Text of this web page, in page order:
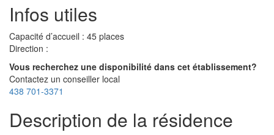
Infos utiles
Capacité d’accueil : 45 places
Direction :
Vous recherchez une disponibilité dans cet établissement?
Contactez un conseiller local
438 701-3371
Description de la résidence